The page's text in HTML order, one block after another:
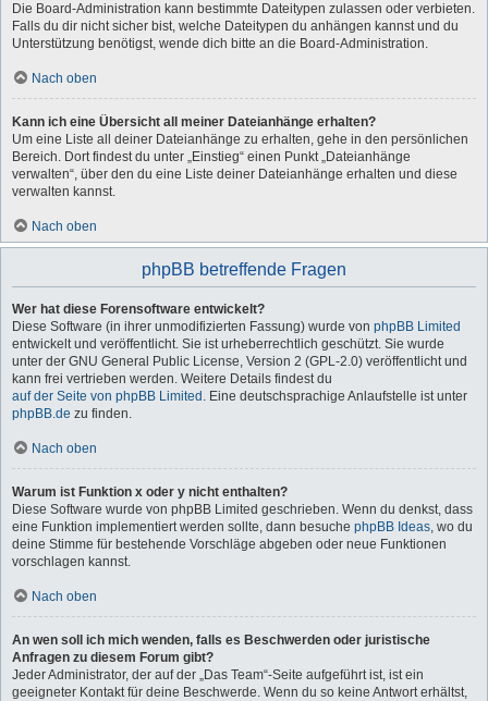
Die Board-Administration kann bestimmte Dateitypen zulassen oder verbieten.
Falls du dir nicht sicher bist, welche Dateitypen du anhängen kannst und du
Unterstützung benötigst, wende dich bitte an die Board-Administration.
Nach oben
Kann ich eine Übersicht all meiner Dateianhänge erhalten?
Um eine Liste all deiner Dateianhänge zu erhalten, gehe in den persönlichen
Bereich. Dort findest du unter „Einstieg“ einen Punkt „Dateianhänge
verwalten“, über den du eine Liste deiner Dateianhänge erhalten und diese
verwalten kannst.
Nach oben
phpBB betreffende Fragen
Wer hat diese Forensoftware entwickelt?
Diese Software (in ihrer unmodifizierten Fassung) wurde von phpBB Limited
entwickelt und veröffentlicht. Sie ist urheberrechtlich geschützt. Sie wurde
unter der GNU General Public License, Version 2 (GPL-2.0) veröffentlicht und
kann frei vertrieben werden. Weitere Details findest du
auf der Seite von phpBB Limited . Eine deutschsprachige Anlaufstelle ist unter
phpBB.de zu finden.
Nach oben
Warum ist Funktion x oder y nicht enthalten?
Diese Software wurde von phpBB Limited geschrieben. Wenn du denkst, dass
eine Funktion implementiert werden sollte, dann besuche phpBB Ideas, wo du
deine Stimme für bestehende Vorschläge abgeben oder neue Funktionen
vorschlagen kannst.
Nach oben
An wen soll ich mich wenden, falls es Beschwerden oder juristische
Anfragen zu diesem Forum gibt?
Jeder Administrator, der auf der „Das Team“-Seite aufgeführt ist, ist ein
geeigneter Kontakt für deine Beschwerde. Wenn du so keine Antwort erhältst,